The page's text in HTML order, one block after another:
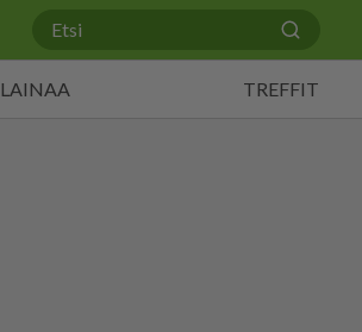
LAINAA TREFFIT